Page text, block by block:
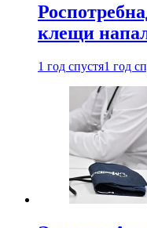
клещи
1 год спустя1 год